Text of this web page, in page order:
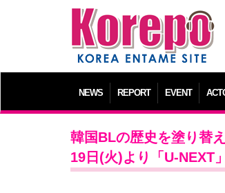
NEWS REPORT EVENT
韓国BLの歴史を塗り替
19日(火)より「U-NEXT